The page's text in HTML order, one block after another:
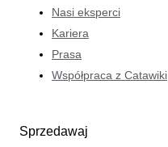
Nasi eksperci
Kariera
Prasa
Współpraca z Catawiki
Sprzedawaj